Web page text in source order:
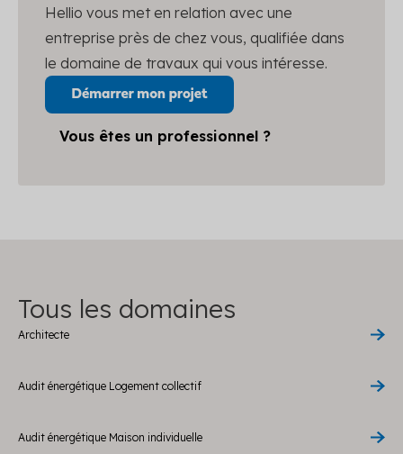
Hellio vous met en relation avec une
entreprise près de chez vous, qualifiée dans
le domaine de travaux qui vous intéresse.
Vous êtes un professionnel ?
Tous les domaines
Architecte
Audit énergétique Logement collectif
Audit énergétique Maison individuelle